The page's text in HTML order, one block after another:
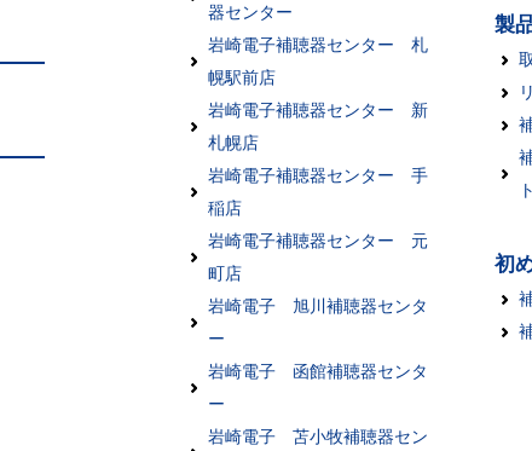
器センター
岩崎電子補聴器センター 札
幌駅前店
岩崎電子補聴器センター 新
札幌店
岩崎電子補聴器センター 手
稲店
岩崎電子補聴器センター 元
町店
岩崎電子 旭川補聴器センタ
ー
岩崎電子 函館補聴器センタ
ー
岩崎電子 苫小牧補聴器セン
製
初